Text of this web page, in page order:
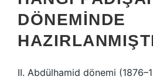
DÖNEMINDE
II. Abdülhamid dönemi